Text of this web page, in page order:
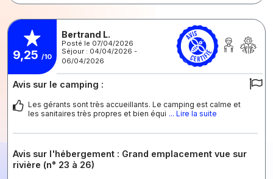
9,25 /10
Bertrand L.
Posté le 07/04/2026
Séjour : 04/04/2026 -
06/04/2026
Avis sur le camping :
Les gérants sont très accueillants. Le camping est calme et
les sanitaires très propres et bien équi ... Lire la suite
Avis sur l'hébergement : Grand emplacement vue sur
rivière (n° 23 à 26)